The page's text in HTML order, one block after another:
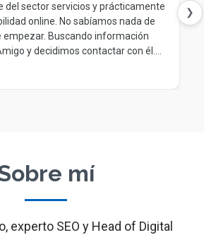
❯
del sector servicios y prácticamente
online. No sabíamos nada de
empezar. Buscando información
y decidimos contactar con él.
nos ayudó a entender nuestra
mí
experto SEO y Head of Digital